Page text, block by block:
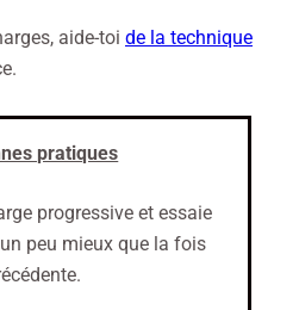
aide-toi de la technique
pratiques
progressive et essaie
peu mieux que la fois